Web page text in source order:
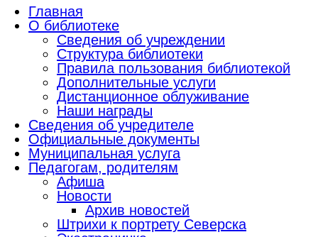
Главная
О библиотеке
Сведения об учреждении
Структура библиотеки
Правила пользования библиотекой
Дополнительные услуги
Дистанционное облуживание
Наши награды
Сведения об учредителе
Официальные документы
Муниципальная услуга
Педагогам, родителям
Афиша
Новости
Архив новостей
Штрихи к портрету Северска